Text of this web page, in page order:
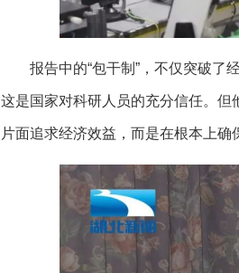
报告中的“包干制”，不仅突破了
这是国家对科研人员的充分信任。但
片面追求经济效益，而是在根本上确